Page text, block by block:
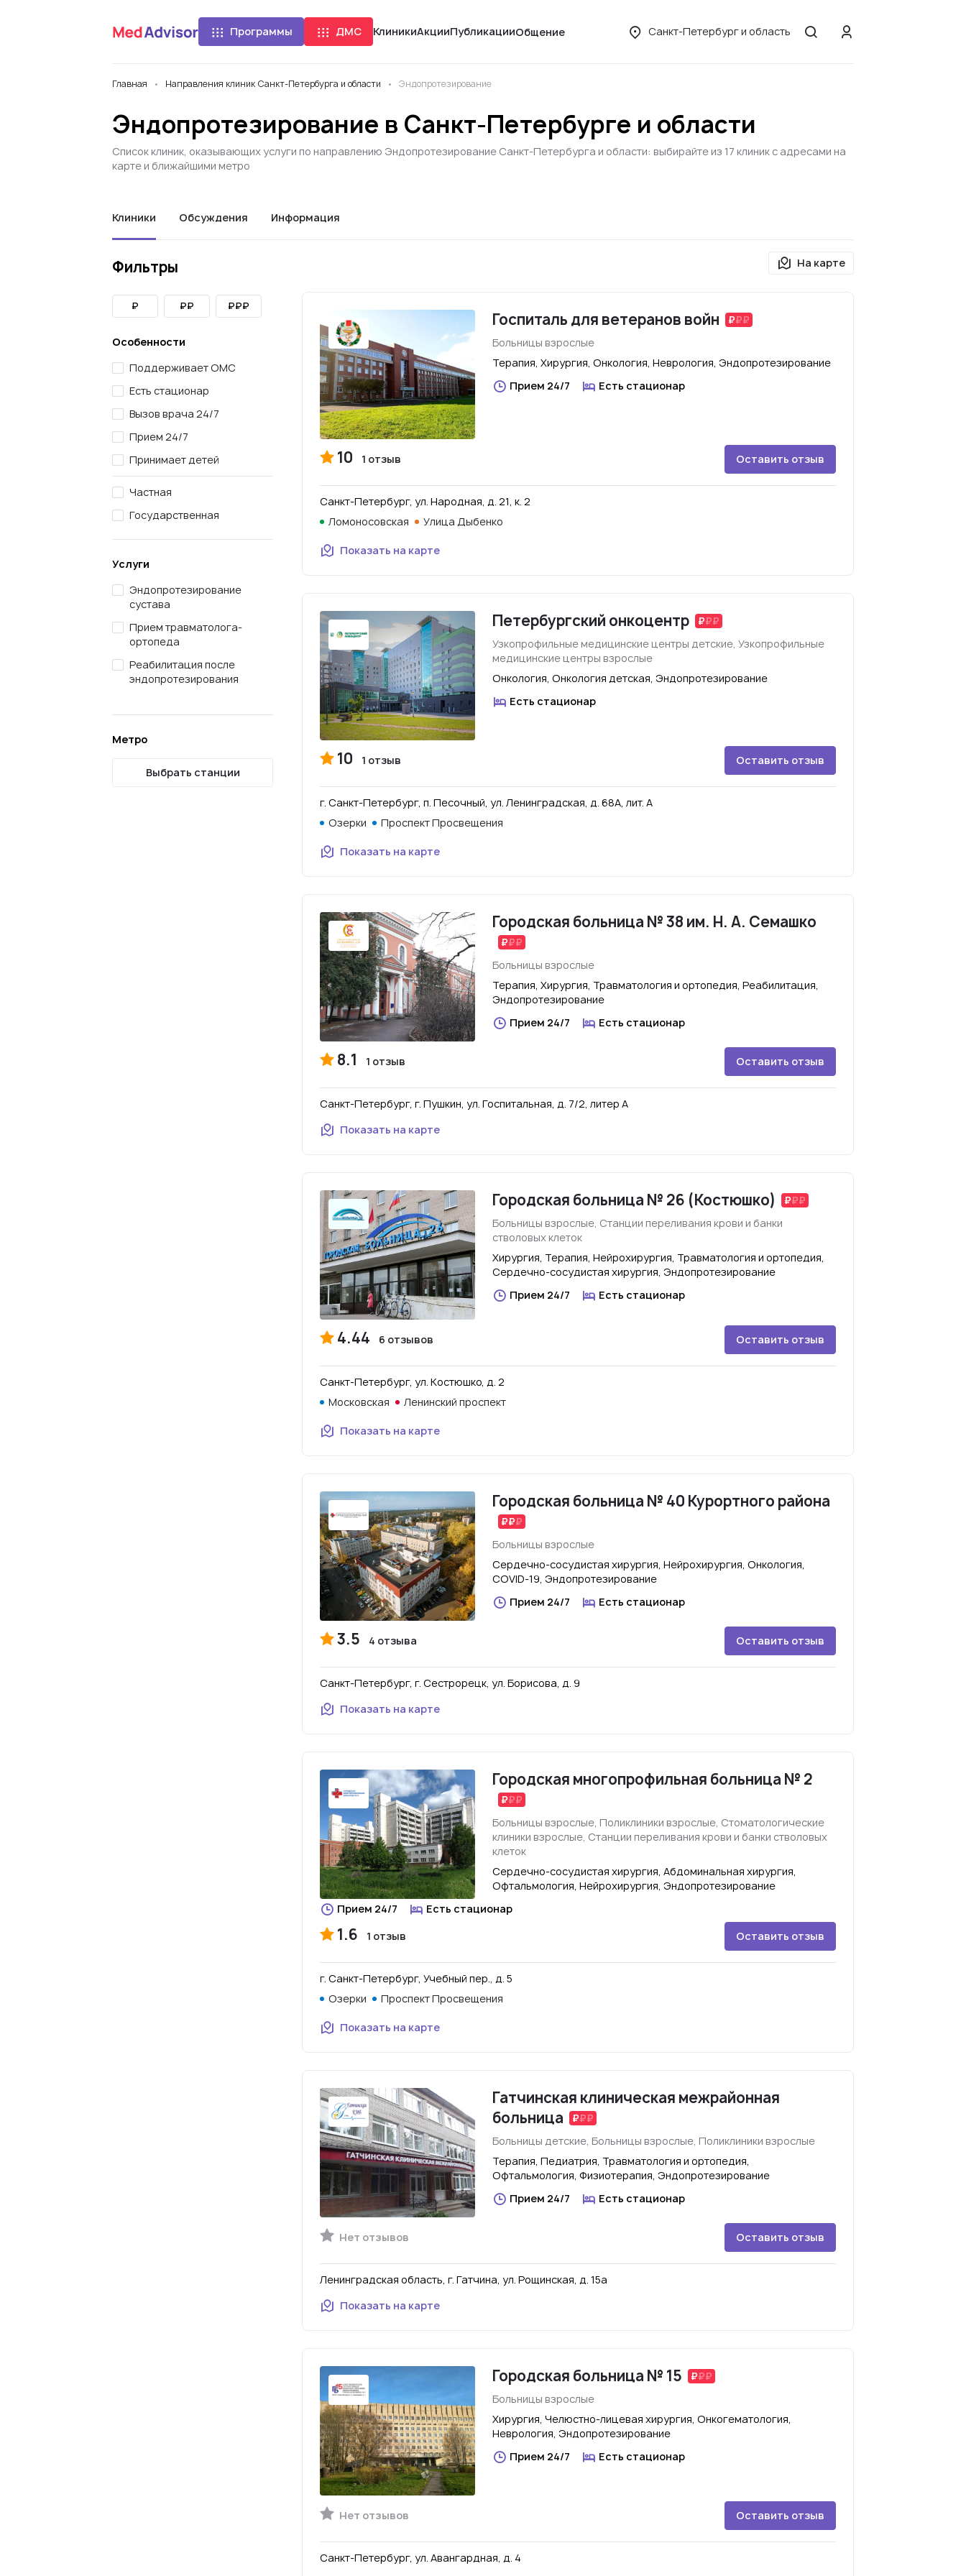
Программы ДМС КлиникиАкцииПубликацииОбщение Санкт-Петербург и область
Главная Направления клиник Санкт-Петербурга и области Эндопротезирование
Эндопротезирование в Санкт-Петербурге и области
Список клиник, оказывающих услуги по направлению Эндопротезирование Санкт-Петербурга и области: выбирайте из 17 клиник с адресами на
карте и ближайшими метро
Клиники Обсуждения Информация
Фильтры
₽ ₽₽ ₽₽₽
Особенности
Поддерживает ОМС
Есть стационар
Вызов врача 24/7
Прием 24/7
Принимает детей
Частная
Государственная
Услуги
Эндопротезирование
сустава
Прием травматолога-
ортопеда
Реабилитация после
эндопротезирования
Метро
Выбрать станции
На карте
Госпиталь для ветеранов войн
Больницы взрослые
Терапия, Хирургия, Онкология, Неврология, Эндопротезирование
Прием 24/7
Есть стационар
10 1 отзыв Оставить отзыв
Санкт-Петербург, ул. Народная, д. 21, к. 2
Ломоносовская
Улица Дыбенко
Показать на карте
Петербургский онкоцентр
Узкопрофильные медицинские центры детские, Узкопрофильные
медицинские центры взрослые
Онкология, Онкология детская, Эндопротезирование
Есть стационар
10 1 отзыв Оставить отзыв
г. Санкт-Петербург, п. Песочный, ул. Ленинградская, д. 68А, лит. А
Озерки
Проспект Просвещения
Показать на карте
Городская больница № 38 им. Н. А. Семашко
Больницы взрослые
Терапия, Хирургия, Травматология и ортопедия, Реабилитация,
Эндопротезирование
Прием 24/7
Есть стационар
8.1 1 отзыв Оставить отзыв
Санкт-Петербург, г. Пушкин, ул. Госпитальная, д. 7/2, литер А
Показать на карте
Городская больница № 26 (Костюшко)
Больницы взрослые, Станции переливания крови и банки
стволовых клеток
Хирургия, Терапия, Нейрохирургия, Травматология и ортопедия,
Сердечно-сосудистая хирургия, Эндопротезирование
Прием 24/7
Есть стационар
4.44 6 отзывов Оставить отзыв
Санкт-Петербург, ул. Костюшко, д. 2
Московская
Ленинский проспект
Показать на карте
Городская больница № 40 Курортного района
Больницы взрослые
Сердечно-сосудистая хирургия, Нейрохирургия, Онкология,
COVID-19, Эндопротезирование
Прием 24/7
Есть стационар
3.5 4 отзыва Оставить отзыв
Санкт-Петербург, г. Сестрорецк, ул. Борисова, д. 9
Показать на карте
Городская многопрофильная больница № 2
Больницы взрослые, Поликлиники взрослые, Стоматологические
клиники взрослые, Станции переливания крови и банки стволовых
клеток
Сердечно-сосудистая хирургия, Абдоминальная хирургия,
Офтальмология, Нейрохирургия, Эндопротезирование
Прием 24/7
Есть стационар
1.6 1 отзыв Оставить отзыв
г. Санкт-Петербург, Учебный пер., д. 5
Озерки
Проспект Просвещения
Показать на карте
Гатчинская клиническая межрайонная
больница
Больницы детские, Больницы взрослые, Поликлиники взрослые
Терапия, Педиатрия, Травматология и ортопедия,
Офтальмология, Физиотерапия, Эндопротезирование
Прием 24/7
Есть стационар
Нет отзывов Оставить отзыв
Ленинградская область, г. Гатчина, ул. Рощинская, д. 15а
Показать на карте
Городская больница № 15
Больницы взрослые
Хирургия, Челюстно-лицевая хирургия, Онкогематология,
Неврология, Эндопротезирование
Прием 24/7
Есть стационар
Нет отзывов Оставить отзыв
Санкт-Петербург, ул. Авангардная, д. 4